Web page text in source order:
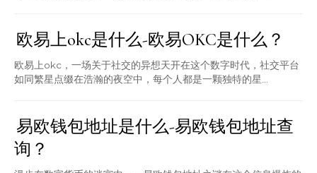
欧易上okc是什么-欧易OKC是什么？
欧易上okc，一场关于社交的异想天开在这个数字时代，社交平台
如同繁星点缀在浩瀚的夜空中，每个人都是一颗独特的星...
易欧钱包地址是什么-易欧钱包地址查
询？